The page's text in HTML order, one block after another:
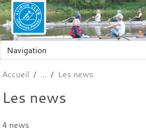
Accueil Les news
Les news
4 news
Panneau de gestion des cookies